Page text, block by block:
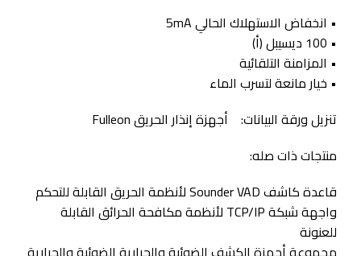
• انخفاض الاستهلاك الحالي 5mA
• 100 ديسيبل (أ)
• المزامنة التلقائية
• خيار مانعة لتسرب الماء
تنزيل ورقة البيانات: أجهزة إنذار الحريق Fulleon
منتجات ذات صله:
قاعدة كاشف Sounder VAD لأنظمة الحريق القابلة للتحكم
واجهة شبكة TCP/IP لأنظمة مكافحة الحرائق القابلة
للعنونة